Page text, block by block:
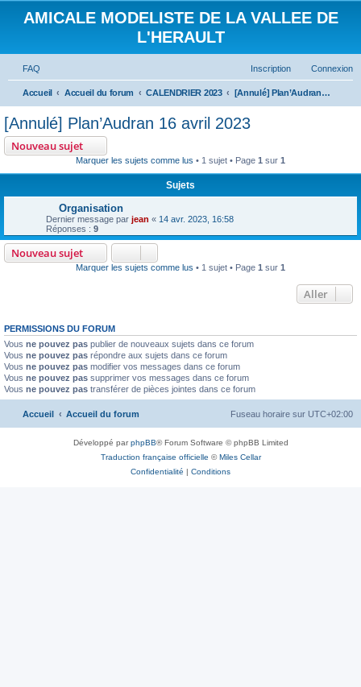
AMICALE MODELISTE DE LA VALLEE DE
L'HERAULT
FAQ Connexion
Inscription
Accueil Accueil du forum CALENDRIER 2023 [Annulé] Plan’Audran 16 avril 2023
[Annulé] Plan’Audran 16 avril 2023
Nouveau sujet
Marquer les sujets comme lus • 1 sujet • Page 1 sur 1
Sujets
Organisation
Dernier message par jean « 14 avr. 2023, 16:58
Réponses : 9
Nouveau sujet
Marquer les sujets comme lus • 1 sujet • Page 1 sur 1
Aller
PERMISSIONS DU FORUM
Vous ne pouvez pas publier de nouveaux sujets dans ce forum
Vous ne pouvez pas répondre aux sujets dans ce forum
Vous ne pouvez pas modifier vos messages dans ce forum
Vous ne pouvez pas supprimer vos messages dans ce forum
Vous ne pouvez pas transférer de pièces jointes dans ce forum
Accueil Accueil du forum Fuseau horaire sur UTC+02:00
Développé parphpBB® Forum Software © phpBB Limited
Traduction française officielle ©Miles Cellar
Confidentialité | Conditions